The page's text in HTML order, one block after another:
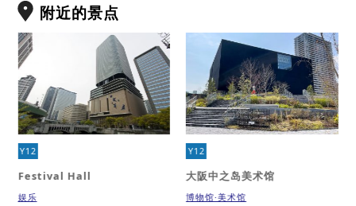
附近的景点
Y12
Festival Hall
娱乐
Y12
大阪中之岛美术馆
博物馆·美术馆